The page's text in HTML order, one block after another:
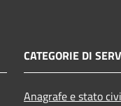
CATEGORIE DI
Anagrafe e stato